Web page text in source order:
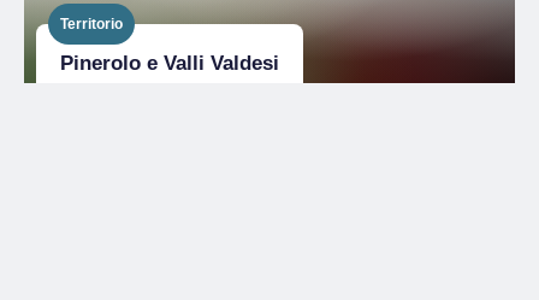
Territorio
Pinerolo e Valli Valdesi